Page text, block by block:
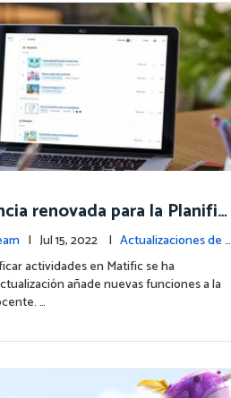
renovada para la Planific
| Jul 15, 2022 | Actualizaciones de l
actividades en Matific se ha
añade nuevas funciones a la
…